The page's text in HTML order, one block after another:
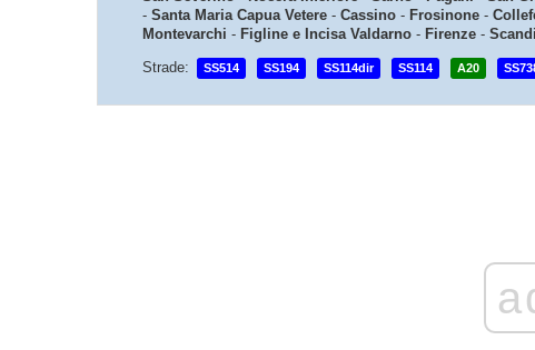
- Santa Maria Capua Vetere - Cassino - Frosinone -
Montevarchi - Figline e Incisa Valdarno - Firenze -
Strade:
SS514 SS194 SS114dir SS114 A20